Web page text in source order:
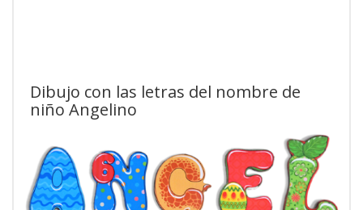
Dibujo con las letras del nombre de
niño Angelino